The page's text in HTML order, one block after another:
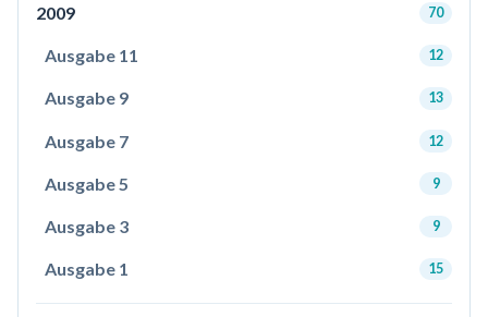
2009 70
Ausgabe 11 12
Ausgabe 9 13
Ausgabe 7 12
Ausgabe 5 9
Ausgabe 3 9
Ausgabe 1 15